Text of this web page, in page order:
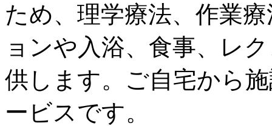
ため、理学療法、作業
ョンや入浴、食事、レ
供します。ご自宅から
ービスです。